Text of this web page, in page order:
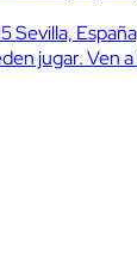
jugar. Ven